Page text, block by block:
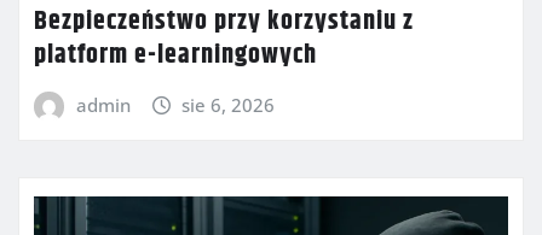
Bezpieczeństwo przy korzystaniu z
platform e-learningowych
admin sie 6, 2026